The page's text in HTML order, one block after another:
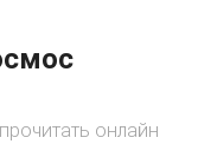
онлайн